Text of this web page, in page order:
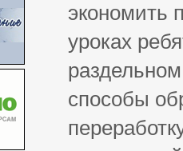
экономить
уроках
способы